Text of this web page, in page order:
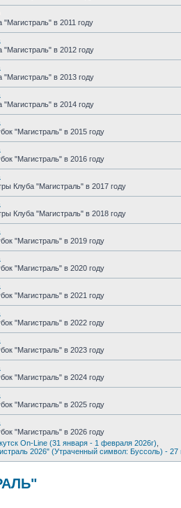
"Магистраль" в 2011 году
"Магистраль" в 2012 году
"Магистраль" в 2013 году
"Магистраль" в 2014 году
"Магистраль" в 2015 году
"Магистраль" в 2016 году
Клуба "Магистраль" в 2017 году
Клуба "Магистраль" в 2018 году
"Магистраль" в 2019 году
"Магистраль" в 2020 году
"Магистраль" в 2021 году
"Магистраль" в 2022 году
"Магистраль" в 2023 году
"Магистраль" в 2024 году
"Магистраль" в 2025 году
"Магистраль" в 2026 году
On-Line (31 января - 1 февраля 2026г)
2026" (Утраченный символ: Буссоль) - 27